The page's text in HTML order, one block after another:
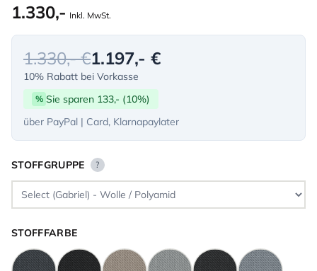
1.330,- Inkl. MwSt.
1.330,- €1.197,- €
10% Rabatt bei Vorkasse
% Sie sparen 133,- (10%)
über PayPal | Card, Klarnapaylater
STOFFGRUPPE ?
STOFFFARBE